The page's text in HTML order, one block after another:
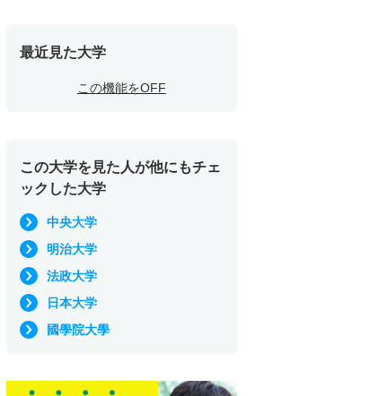
最近見た大学
この機能をOFF
この大学を見た人が他にもチェ
ックした大学
中央大学
明治大学
法政大学
日本大学
國學院大學